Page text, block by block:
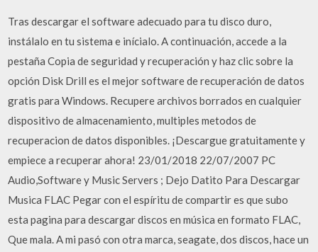
Tras descargar el software adecuado para tu disco duro,
instálalo en tu sistema e inícialo. A continuación, accede a la
pestaña Copia de seguridad y recuperación y haz clic sobre la
opción Disk Drill es el mejor software de recuperación de datos
gratis para Windows. Recupere archivos borrados en cualquier
dispositivo de almacenamiento, multiples metodos de
recuperacion de datos disponibles. ¡Descargue gratuitamente y
empiece a recuperar ahora! 23/01/2018 22/07/2007 PC
Audio,Software y Music Servers ; Dejo Datito Para Descargar
Musica FLAC Pegar con el espíritu de compartir es que subo
esta pagina para descargar discos en música en formato FLAC,
Que mala. A mi pasó con otra marca, seagate, dos discos, hace un